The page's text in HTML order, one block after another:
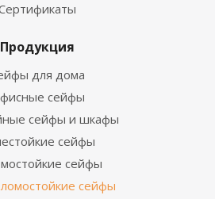
Продукция
для дома
сейфы
сейфы и шкафы
сейфы
сейфы
сейфы